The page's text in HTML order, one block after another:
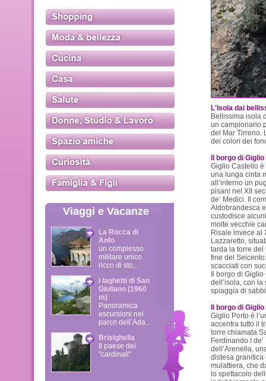
Viaggi e Vacanze
La Rocca di
Anfo
un complesso
militare unico
ricco di sto...
I laghetti di San
Giuliano (1960
m)
Panoramica
escursioni nel
parco dell’Ada...
Brisighella
Il paese dei
"cardinali"
L'Isola dai
Bellissima isola
un campionario
del Mar Tirreno.
dei colori dei
Il borgo di
Giglio Castello è
una lunga cinta
all’interno un
pisani nel XII
de’ Medici. Il
Aldobrandesca
custodisce
molte vecchie
Risale invece al
Lazzaretto,
tarda la torre del
fine del
scacciati con
Il borgo di
dell’isola, con
spiaggia di
Il borgo di
Giglio Porto è
accentra tutto il
torre chiamata
Ferdinando I
dell’Arenella,
distesa granitica
mulattiera, che
lo spettacolo